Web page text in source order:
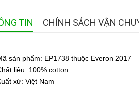
TIN CHÍNH SÁCH VẬN
sản phẩm: EP1738 thuộc Everon 2017
liệu: 100% cotton
xứ: Việt Nam